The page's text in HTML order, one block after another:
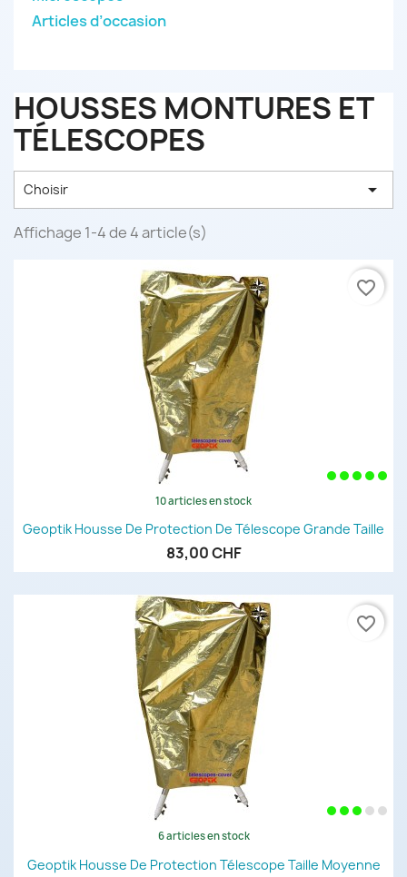
Articles d’occasion
HOUSSES MONTURES ET
TÉLESCOPES
Choisir 
Affichage 1-4 de 4 article(s)
10 articles en stock
Geoptik Housse De Protection De Télescope Grande Taille
83,00 CHF
favorite_border
6 articles en stock
Geoptik Housse De Protection Télescope Taille Moyenne
favorite_border